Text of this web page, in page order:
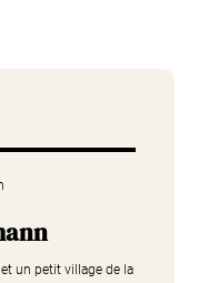
un petit village de la